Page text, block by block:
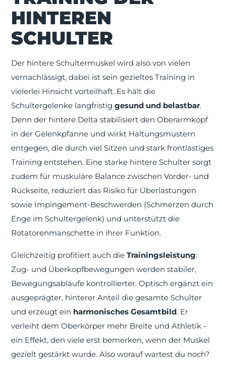
HINTEREN
SCHULTER
Der hintere Schultermuskel wird also von vielen
vernachlässigt, dabei ist sein gezieltes Training in
vielerlei Hinsicht vorteilhaft. Es hält die
Schultergelenke langfristiggesund und belastbar.
Denn der hintere Delta stabilisiert den Oberarmkopf
in der Gelenkpfanne und wirkt Haltungsmustern
entgegen, die durch viel Sitzen und stark frontlastiges
Training entstehen. Eine starke hintere Schulter sorgt
zudem für muskuläre Balance zwischen Vorder- und
Rückseite, reduziert das Risiko für Überlastungen
sowie Impingement-Beschwerden (Schmerzen durch
Enge im Schultergelenk) und unterstützt die
Rotatorenmanschette in ihrer Funktion.
Gleichzeitig profitiert auch dieTrainingsleistung:
Zug- und Überkopfbewegungen werden stabiler,
Bewegungsabläufe kontrollierter. Optisch ergänzt ein
ausgeprägter, hinterer Anteil die gesamte Schulter
und erzeugt ein harmonisches Gesamtbild. Er
verleiht dem Oberkörper mehr Breite und Athletik –
ein Effekt, den viele erst bemerken, wenn der Muskel
gezielt gestärkt wurde. Also worauf wartest du noch?